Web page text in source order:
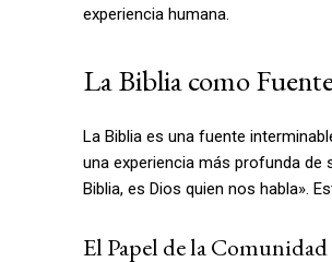
experiencia humana.
La Biblia como
La Biblia es una fuente
una experiencia más profunda de
Biblia, es Dios quien nos habla».
El Papel de la